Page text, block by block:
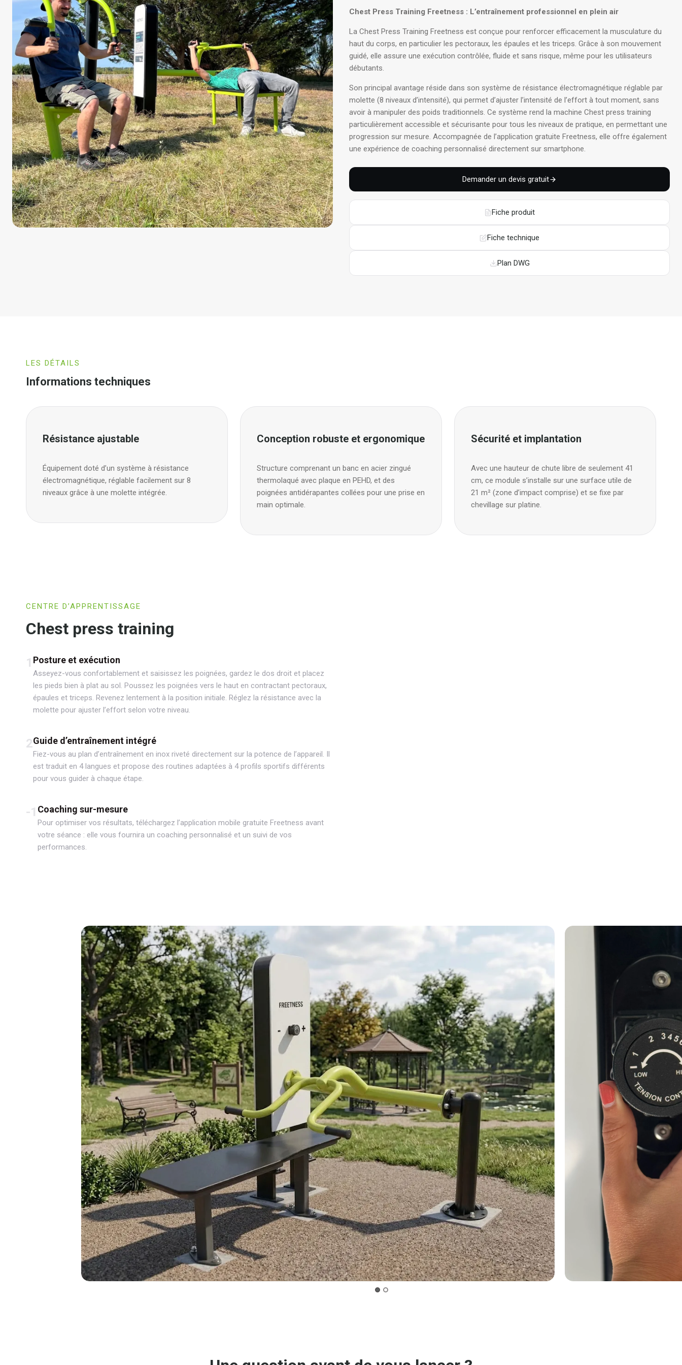
Chest Press Training Freetness : L’entraînement professionnel en plein air
La Chest Press Training Freetness est conçue pour renforcer efficacement la musculature du
haut du corps, en particulier les pectoraux, les épaules et les triceps. Grâce à son mouvement
guidé, elle assure une exécution contrôlée, fluide et sans risque, même pour les utilisateurs
débutants.
Son principal avantage réside dans son système de résistance électromagnétique réglable par
molette (8 niveaux d’intensité), qui permet d’ajuster l’intensité de l’effort à tout moment, sans
avoir à manipuler des poids traditionnels. Ce système rend la machine Chest press training
particulièrement accessible et sécurisante pour tous les niveaux de pratique, en permettant une
progression sur mesure. Accompagnée de l’application gratuite Freetness, elle offre également
une expérience de coaching personnalisé directement sur smartphone.
Demander un devis gratuit
Fiche produit
Fiche technique
Plan DWG
LES DÉTAILS
Informations techniques
Résistance ajustable
Équipement doté d’un système à résistance
électromagnétique, réglable facilement sur 8
niveaux grâce à une molette intégrée.
Conception robuste et ergonomique
Structure comprenant un banc en acier zingué
thermolaqué avec plaque en PEHD, et des
poignées antidérapantes collées pour une prise en
main optimale.
Sécurité et implantation
Avec une hauteur de chute libre de seulement 41
cm, ce module s’installe sur une surface utile de
21 m² (zone d’impact comprise) et se fixe par
chevillage sur platine.
CENTRE D’APPRENTISSAGE
Chest press training
1 Posture et exécution
Asseyez-vous confortablement et saisissez les poignées, gardez le dos droit et placez
les pieds bien à plat au sol. Poussez les poignées vers le haut en contractant pectoraux,
épaules et triceps. Revenez lentement à la position initiale. Réglez la résistance avec la
molette pour ajuster l’effort selon votre niveau.
2Guide d’entraînement intégré
Fiez-vous au plan d’entraînement en inox riveté directement sur la potence de l’appareil. Il
est traduit en 4 langues et propose des routines adaptées à 4 profils sportifs différents
pour vous guider à chaque étape.
-1 Coaching sur-mesure
Pour optimiser vos résultats, téléchargez l’application mobile gratuite Freetness avant
votre séance : elle vous fournira un coaching personnalisé et un suivi de vos
performances.